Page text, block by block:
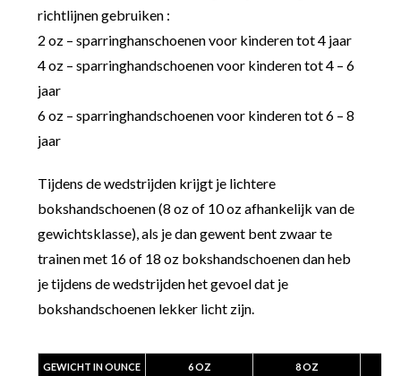
richtlijnen gebruiken :
2 oz – sparringhanschoenen voor kinderen tot 4 jaar
4 oz – sparringhandschoenen voor kinderen tot 4 – 6
jaar
6 oz – sparringhandschoenen voor kinderen tot 6 – 8
jaar
Tijdens de wedstrijden krijgt je lichtere
bokshandschoenen (8 oz of 10 oz afhankelijk van de
gewichtsklasse), als je dan gewent bent zwaar te
trainen met 16 of 18 oz bokshandschoenen dan heb
je tijdens de wedstrijden het gevoel dat je
bokshandschoenen lekker licht zijn.
GEWICHT IN OUNCE
6 OZ 8 OZ